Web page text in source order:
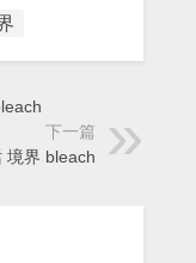
下一篇
境界 bleach